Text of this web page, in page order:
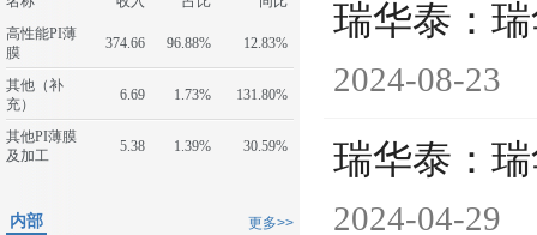
高性能PI薄
膜
374.66 96.88% 12.83%
其他（补
充）
6.69 1.73% 131.80%
其他PI薄膜
及加工
5.38 1.39% 30.59%
更多>>
内部
瑞华泰：
2024-08-23
瑞华泰：
2024-04-29